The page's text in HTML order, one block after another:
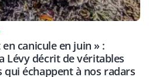
en canicule en juin » :
Lévy décrit de véritables
qui échappent à nos radars